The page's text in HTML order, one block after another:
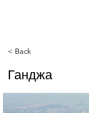
< Back
Ганджа